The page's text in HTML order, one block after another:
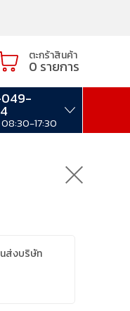
ตะกร้าสินค้า
0 รายการ
17:30
ส่งบริษัท